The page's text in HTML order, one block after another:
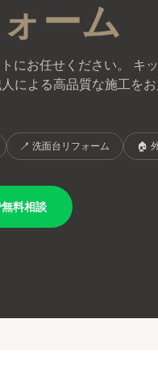
ーム
にお任せください。 キ
による高品質な施工をお
🪥 洗面台リフォーム 🏠
料相談